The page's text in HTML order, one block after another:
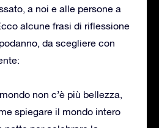
a noi e alle persone a
alcune frasi di riflessione
da scegliere con
non c’è più bellezza,
spiegare il mondo intero